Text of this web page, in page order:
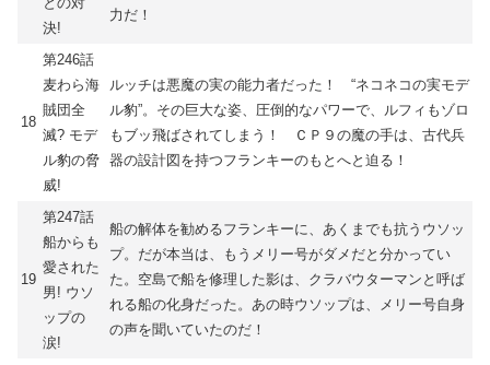
決!
力だ！
18
第246話
麦わら海
賊団全
滅? モデ
ル豹の脅
威!
ルッチは悪魔の実の能力者だった！ “ネコネコの実モデ
ル豹”。その巨大な姿、圧倒的なパワーで、ルフィもゾロ
もブッ飛ばされてしまう！ ＣＰ９の魔の手は、古代兵
器の設計図を持つフランキーのもとへと迫る！
19
第247話
船からも
愛された
男! ウソ
ップの
涙!
船の解体を勧めるフランキーに、あくまでも抗うウソッ
プ。だが本当は、もうメリー号がダメだと分かってい
た。空島で船を修理した影は、クラバウターマンと呼ば
れる船の化身だった。あの時ウソップは、メリー号自身
の声を聞いていたのだ！